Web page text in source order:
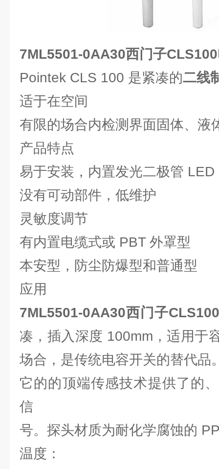
7ML5501-0AA30西门子
Pointek CLS 100 是紧凑的二线
适于在空间
有限的场合内检测界面固体、液
产品特点
易于安装，内置发光二极管 LED
没有可动部件，低维护
灵敏度调节
有内置电缆式或 PBT 外罩型
本安型，防尘防爆型和普通型
应用
7ML5501-0AA30西门子
凑，插入深度 100mm，适用于
场合，是传统电容开关的替代品
它的的顶端传感技术提供了的
信
号。探头材质为耐化学腐蚀的
温度：